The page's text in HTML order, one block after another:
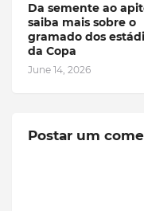
Da semente ao
saiba mais sobre o
gramado dos
da Copa
June 14, 2026
Postar um